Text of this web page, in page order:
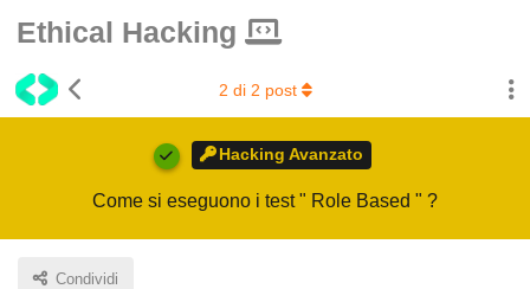
Ethical Hacking
Hacking Avanzato
Come si eseguono i test " Role Based " ?
Condividi
2 di 2 post